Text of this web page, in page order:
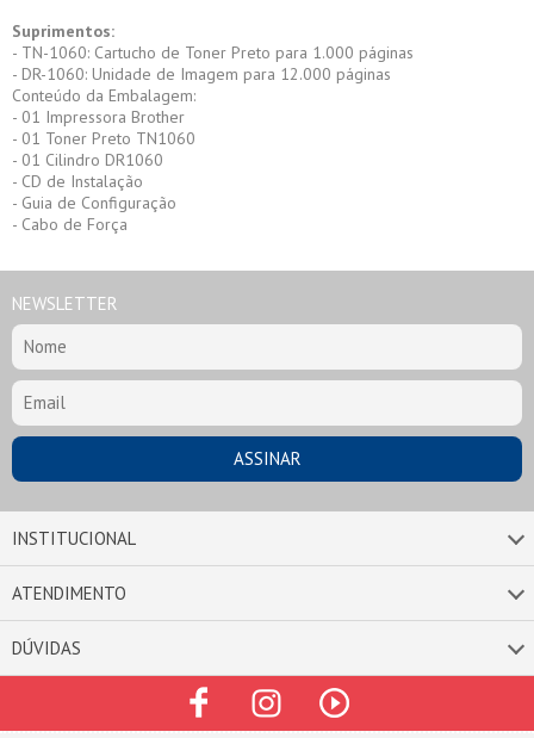
Suprimentos:
- TN-1060: Cartucho de Toner Preto para 1.000 páginas
- DR-1060: Unidade de Imagem para 12.000 páginas
Conteúdo da Embalagem:
- 01 Impressora Brother
- 01 Toner Preto TN1060
- 01 Cilindro DR1060
- CD de Instalação
- Guia de Configuração
- Cabo de Força
NEWSLETTER
INSTITUCIONAL
ATENDIMENTO
DÚVIDAS